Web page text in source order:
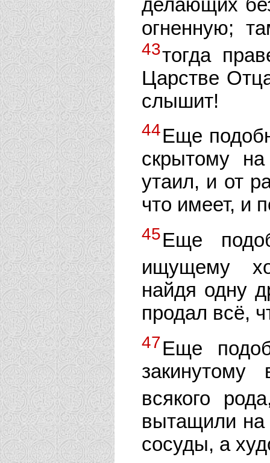
делающих
огненную;
43тогда
Царстве
слышит!
44Еще
скрытому
утаил, и от
что имеет, и
45Еще
ищущему
найдя одну
продал всё,
47Еще
всякого
вытащили на
сосуды, а